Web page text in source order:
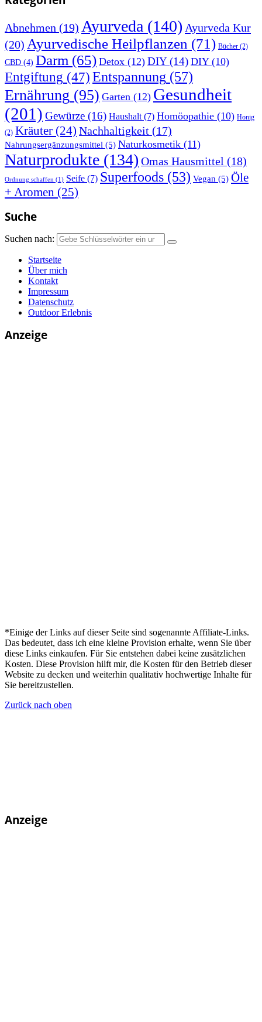
Abnehmen (19) Ayurveda (140) Ayurveda Kur
(20) Ayurvedische Heilpflanzen (71) Bücher (2)
CBD (4) Darm (65) Detox (12) DIY(14) DIY(10)
Entgiftung (47)Entspannung (57)
Ernährung (95) Garten (12) Gesundheit
(201) Gewürze (16) Haushalt(7) Homöopathie (10) Honig
(2) Kräuter (24) Nachhaltigkeit (17)
Nahrungsergänzungsmittel (5) Naturkosmetik (11)
Naturprodukte (134) Omas Hausmittel (18)
Ordnung schaffen (1) Seife (7) Superfoods (53) Vegan (5) Öle
+ Aromen (25)
Suche
Suchen nach:
Startseite
Über mich
Kontakt
Impressum
Datenschutz
Outdoor Erlebnis
Anzeige
*Einige der Links auf dieser Seite sind sogenannte Affiliate-Links.
Das bedeutet, dass ich eine kleine Provision erhalte, wenn Sie über
diese Links einkaufen. Für Sie entstehen dabei keine zusätzlichen
Kosten. Diese Provision hilft mir, die Kosten für den Betrieb dieser
Website zu decken und weiterhin qualitativ hochwertige Inhalte für
Sie bereitzustellen.
Zurück nach oben
Anzeige